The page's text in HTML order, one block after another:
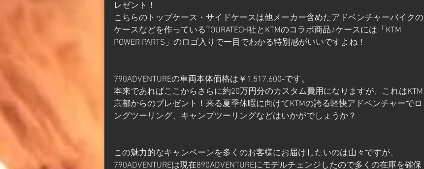
レゼント！
こちらのトップケース・サイドケースは他メーカー含めたアドベンチャーバイクの
ケースなどを作っているTOURATECH社とKTMのコラボ商品♪ケースには「KTM
POWER PARTS」のロゴ入りで一目でわかる特別感がいいですよね！
790ADVENTUREの車両本体価格は￥1,517,600-です。
本来であればここからさらに約20万円分のカスタム費用になりますが、これはKTM
京都からのプレゼント！来る夏季休暇に向けてKTMの誇る軽快アドベンチャーでロ
ングツーリング、キャンプツーリングなどはいかがでしょうか？
この魅力的なキャンペーンを多くのお客様にお届けしたいのは山々ですが、
790ADVENTUREは現在890ADVENTUREにモデルチェンジしたので多くの在庫を確保